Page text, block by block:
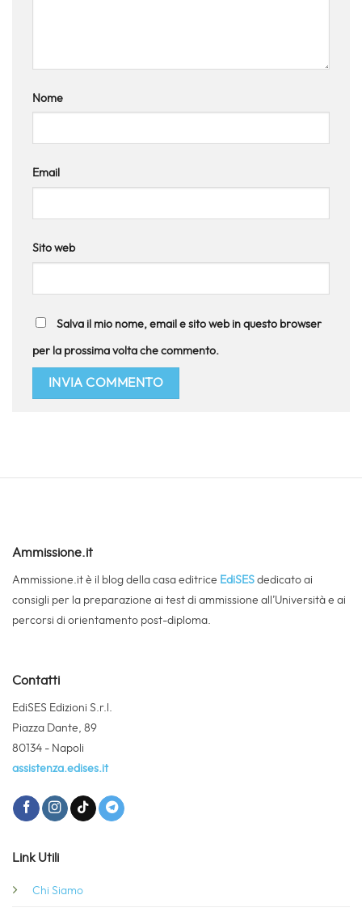
Nome
Email
Sito web
Salva il mio nome, email e sito web in questo browser
per la prossima volta che commento.
Ammissione.it
Ammissione.it è il blog della casa editrice EdiSES dedicato ai
consigli per la preparazione ai test di ammissione all’Università e ai
percorsi di orientamento post-diploma.
Contatti
EdiSES Edizioni S.r.l.
Piazza Dante, 89
80134 - Napoli
assistenza.edises.it
Link Utili
Chi Siamo